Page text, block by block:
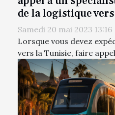
de la logistique
Samedi 20 mai 2023 13:16
Lorsque vous devez
vers la Tunisie, faire